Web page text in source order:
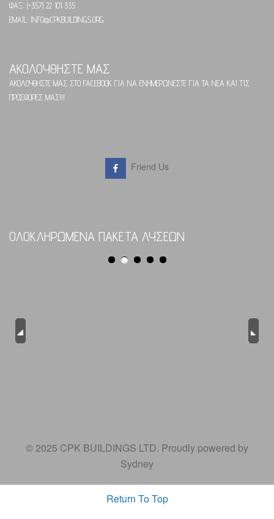
ΦΑΞ: (+357) 22 101 335
EMAIL: INFO@CPKBUILDINGS.ORG
ΑΚΟΛΟΥΘΗΣΤΕ ΜΑΣ
ΑΚΟΛΟΥΘΗΣΤΕ ΜΑΣ ΣΤΟ FACEBOOK ΓΙΑ ΝΑ ΕΝΗΜΕΡΩΝΕΣΤΕ ΓΙΑ ΤΑ ΝΕΑ ΚΑΙ ΤΙΣ
ΠΡΟΣΦΟΡΕΣ ΜΑΣ!!!
Friend Us
ΟΛΟΚΛΗΡΩΜΕΝΑ ΠΑΚΕΤΑ ΛΥΣΕΩΝ
Previous Next
© 2025 CPK BUILDINGS LTD. Proudly powered by
Sydney
Return To Top